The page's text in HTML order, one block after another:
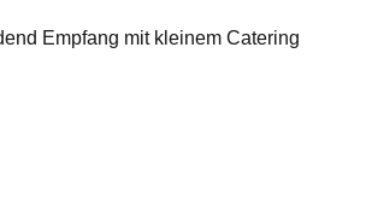
Empfang mit kleinem Catering